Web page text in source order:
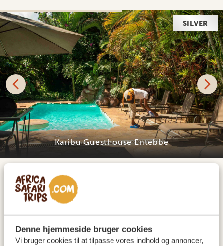
Denne hjemmeside bruger cookies
Vi bruger cookies til at tilpasse vores indhold og annoncer,
SILVER
Karibu Guesthouse Entebbe
Du ankommer til Entebbe International Airport, din
indgang til Ugandas mangfoldige skønhed! Dette er
vandringer i bjergene, fantastiske safarier med rigt
dyreliv, utrolige roadtrips og oplevelser i naturen til